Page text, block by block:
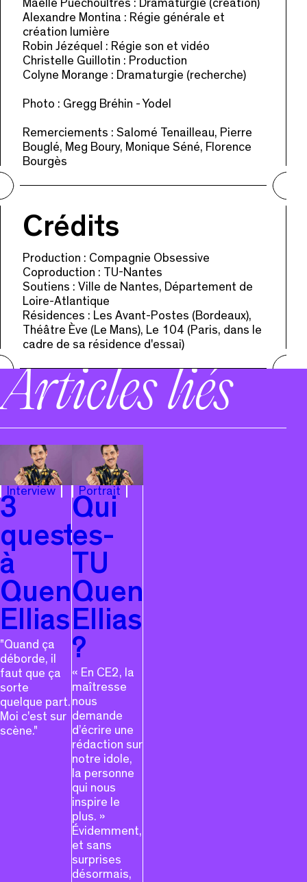
Maëlle Puéchoultres : Dramaturgie (création)
Alexandre Montina : Régie générale et
création lumière
Robin Jézéquel : Régie son et vidéo
Christelle Guillotin : Production
Colyne Morange : Dramaturgie (recherche)
Photo : Gregg Bréhin - Yodel
Remerciements : Salomé Tenailleau, Pierre
Bouglé, Meg Boury, Monique Séné, Florence
Bourgès
Crédits
Production : Compagnie Obsessive
Coproduction : TU-Nantes
Soutiens : Ville de Nantes, Département de
Loire-Atlantique
Résidences : Les Avant-Postes (Bordeaux),
Théâtre Ève (Le Mans), Le 104 (Paris, dans le
cadre de sa résidence d'essai)
Articles liés
Interview
3
questions
à
Quentin
Ellias
"Quand ça
déborde, il
faut que ça
sorte
quelque part.
Moi c'est sur
scène."
Portrait
Qui
es-
TU
Quentin
Ellias
?
« En CE2, la
maîtresse
nous
demande
d’écrire une
rédaction sur
notre idole,
la personne
qui nous
inspire le
plus. »
Évidemment,
et sans
surprises
désormais,